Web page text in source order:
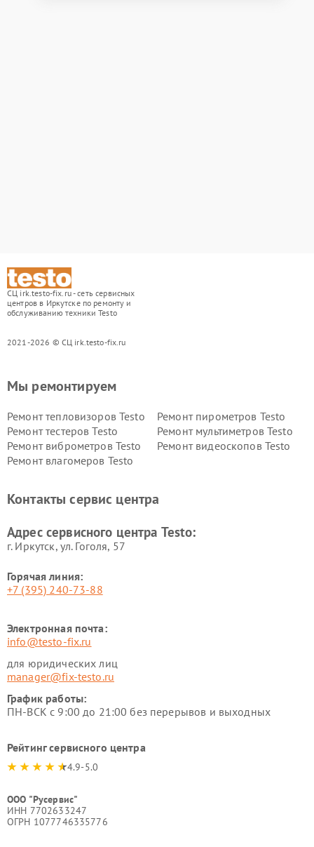
СЦ irk.testo-fix.ru - сеть сервисных
центров в Иркутске по ремонту и
обслуживанию техники Testo
2021-2026 © СЦ irk.testo-fix.ru
Мы ремонтируем
Ремонт тепловизоров Testo
Ремонт пирометров Testo
Ремонт тестеров Testo
Ремонт мультиметров Testo
Ремонт виброметров Testo
Ремонт видеоскопов Testo
Ремонт влагомеров Testo
Контакты сервис центра
Адрес сервисного центра Testo:
г. Иркутск, ул. ​Гоголя, 57
Горячая линия:
+7 (395) 240-73-88
Электронная почта:
info@testo-fix.ru
для юридических лиц
manager@fix-testo.ru
График работы:
ПН-ВСК с 9:00 до 21:00 без перерывов и выходных
Рейтинг сервисного центра
4.9-5.0
ООО "Русервис"
ИНН 7702633247
ОГРН 1077746335776